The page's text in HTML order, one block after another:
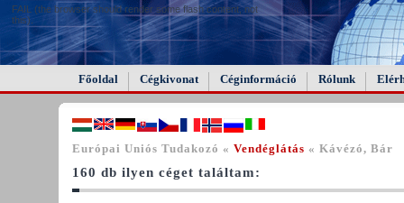
FAIL (the browser should render some flash content, not
this).
Főoldal Cégkivonat Céginformáció Rólunk
Európai Uniós Tudakozó « Vendéglátás « Kávézó, Bár
160 db ilyen céget találtam: